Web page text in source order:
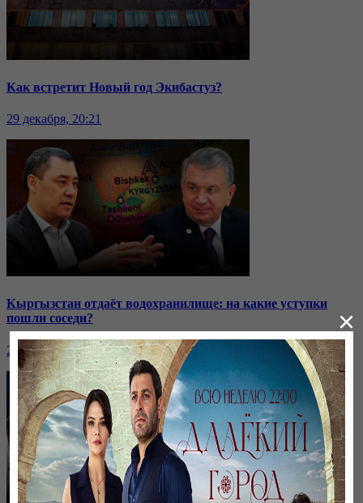
Как встретит Новый год Экибастуз?
29 декабря, 20:21
Кыргызстан отдаёт водохранилище: на какие уступки
пошли соседи?
24 ноября, 20:44
×